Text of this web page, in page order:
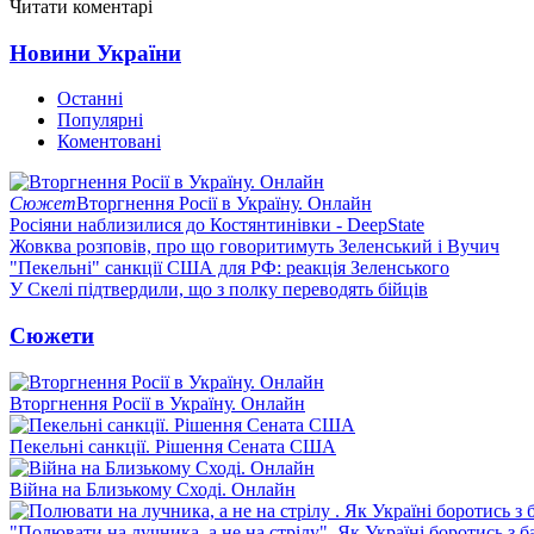
Читати коментарі
Новини України
Останні
Популярні
Коментовані
СюжетВторгнення Росії в Україну. Онлайн
Росіяни наблизилися до Костянтинівки - DeepState
Жовква розповів, про що говоритимуть Зеленський і Вучич
"Пекельні" санкції США для РФ: реакція Зеленського
У Скелі підтвердили, що з полку переводять бійців
Сюжети
Вторгнення Росії в Україну. Онлайн
Пекельні санкції. Рішення Сената США
Війна на Близькому Сході. Онлайн